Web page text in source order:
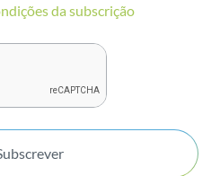
da subscrição